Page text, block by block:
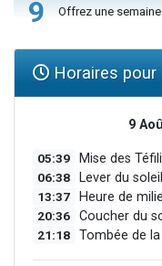
9 Offrez une
Horaires pour
9
05:39 Mise des
06:38 Lever du soleil
13:37 Heure de
20:36 Coucher du
21:18 Tombée de